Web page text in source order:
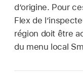
d’origine. Pour
Flex de
région doit être
du menu local